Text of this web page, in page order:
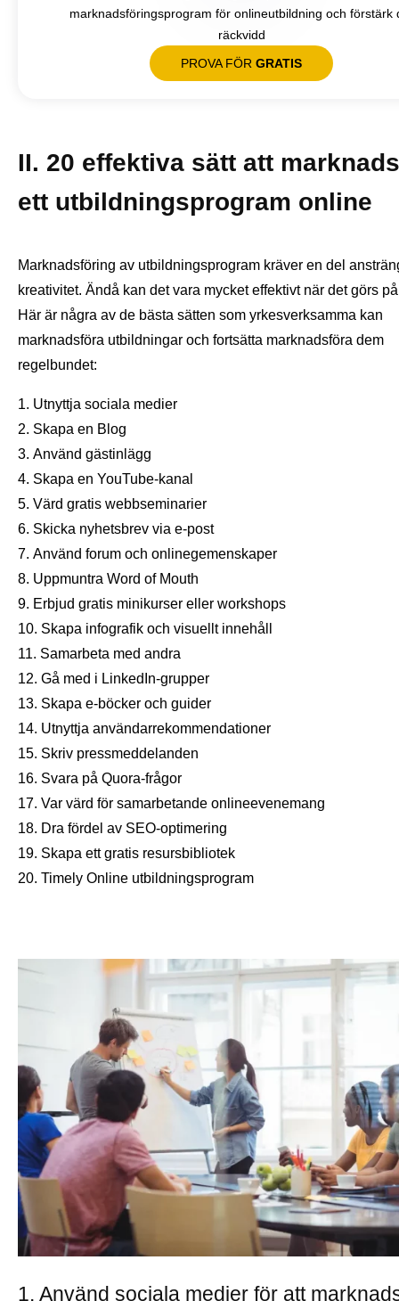
marknadsföringsprogram för onlineutbildning och förstärk
räckvidd
PROVA FÖR GRATIS
II. 20 effektiva sätt att
ett utbildningsprogram online
Marknadsföring av utbildningsprogram kräver en del
kreativitet. Ändå kan det vara mycket effektivt när det görs
Här är några av de bästa sätten som yrkesverksamma kan
marknadsföra utbildningar och fortsätta marknadsföra dem
regelbundet:
Utnyttja sociala medier
Skapa en Blog
Använd gästinlägg
Skapa en YouTube-kanal
Värd gratis webbseminarier
Skicka nyhetsbrev via e-post
Använd forum och onlinegemenskaper
Uppmuntra Word of Mouth
Erbjud gratis minikurser eller workshops
Skapa infografik och visuellt innehåll
Samarbeta med andra
Gå med i LinkedIn-grupper
Skapa e-böcker och guider
Utnyttja användarrekommendationer
Skriv pressmeddelanden
Svara på Quora-frågor
Var värd för samarbetande onlineevenemang
Dra fördel av SEO-optimering
Skapa ett gratis resursbibliotek
Timely Online utbildningsprogram
1. Använd sociala medier för att